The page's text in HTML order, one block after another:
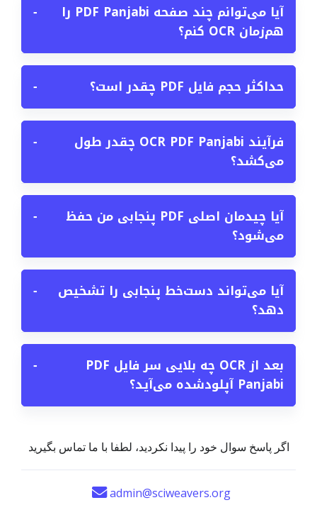
آیا می‌توانم چند صفحه PDF Panjabi را
هم‌زمان OCR کنم؟
−
حداکثر حجم فایل PDF چقدر است؟ −
فرآیند OCR PDF Panjabi چقدر طول
می‌کشد؟
−
آیا چیدمان اصلی PDF پنجابی من حفظ
می‌شود؟
−
آیا می‌تواند دست‌خط پنجابی را تشخیص
دهد؟
−
بعد از OCR چه بلایی سر فایل PDF
Panjabi آپلودشده می‌آید؟
−
اگر پاسخ سوال خود را پیدا نکردید، لطفا با ما تماس بگیرید
admin@sciweavers.org